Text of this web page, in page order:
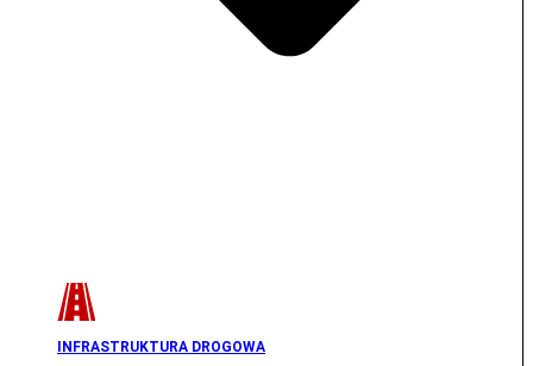
INFRASTRUKTURA DROGOWA